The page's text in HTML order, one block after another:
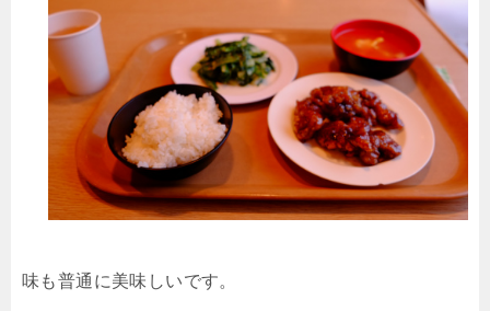
味も普通に美味しいです。